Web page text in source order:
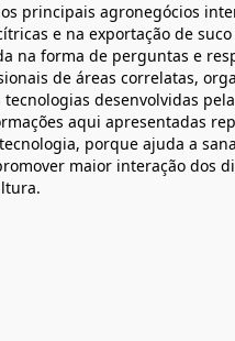
principais agronegócios
e na exportação de
na forma de perguntas e
de áreas correlatas,
desenvolvidas
aqui apresentadas
porque ajuda a
maior interação dos